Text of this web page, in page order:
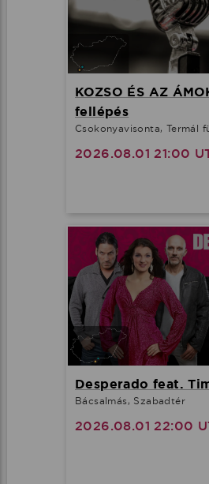
KOZSO ÉS AZ
fellépés
Csokonyavisonta, Termál
2026.08.01 21:00
Desperado feat.
Bácsalmás, Szabadtér
2026.08.01 22:00